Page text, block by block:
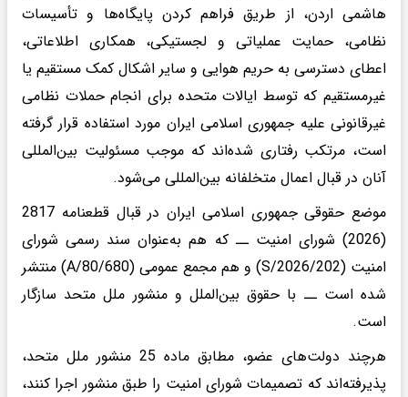
هاشمی اردن، از طریق فراهم کردن پایگاه‌ها و تأسیسات
نظامی، حمایت عملیاتی و لجستیکی، همکاری اطلاعاتی،
اعطای دسترسی به حریم هوایی و سایر اشکال کمک مستقیم یا
غیرمستقیم که توسط ایالات متحده برای انجام حملات نظامی
غیرقانونی علیه جمهوری اسلامی ایران مورد استفاده قرار گرفته
است، مرتکب رفتاری شده‌اند که موجب مسئولیت بین‌المللی
آنان در قبال اعمال متخلفانه بین‌المللی می‌شود.
موضع حقوقی جمهوری اسلامی ایران در قبال قطعنامه 2817
(2026) شورای امنیت ــ که هم به‌عنوان سند رسمی شورای
امنیت (S/2026/202) و هم مجمع عمومی (A/80/680) منتشر
شده است ــ با حقوق بین‌الملل و منشور ملل متحد سازگار
است.
هرچند دولت‌های عضو، مطابق ماده 25 منشور ملل متحد،
پذیرفته‌اند که تصمیمات شورای امنیت را طبق منشور اجرا کنند،